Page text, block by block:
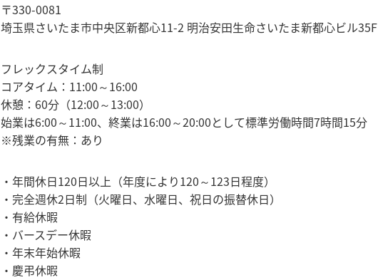
〒330-0081
埼玉県さいたま市中央区新都心11-2 明治安田生命さいたま新都心ビル35F
フレックスタイム制
コアタイム：11:00～16:00
休憩：60分（12:00～13:00）
始業は6:00～11:00、終業は16:00～20:00として標準労働時間7時間15分
※残業の有無：あり
・年間休日120日以上（年度により120～123日程度）
・完全週休2日制（火曜日、水曜日、祝日の振替休日）
・有給休暇
・バースデー休暇
・年末年始休暇
・慶弔休暇